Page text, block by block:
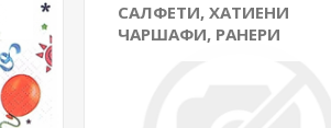
САЛФЕТИ, ХАТИЕНИ
ЧАРШАФИ, РАНЕРИ